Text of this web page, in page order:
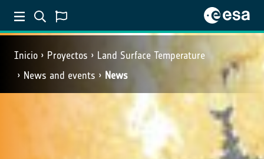
Inicio Proyectos
Land Surface Temperature
News and events
News